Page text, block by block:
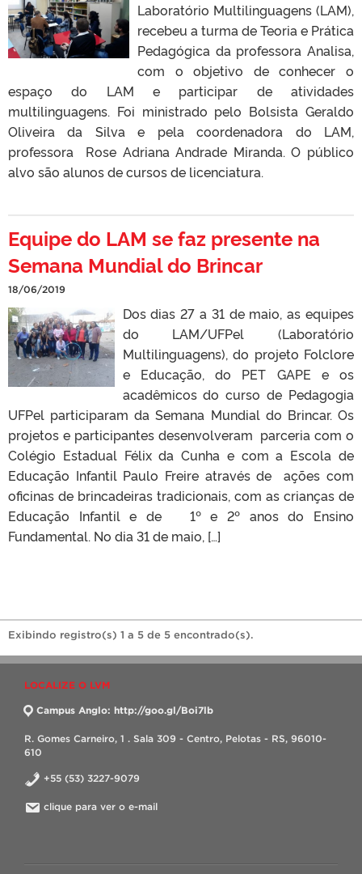
Laboratório Multilinguagens (LAM),
recebeu a turma de Teoria e Prática
Pedagógica da professora Analisa,
com o objetivo de conhecer o
espaço do LAM e participar de atividades
multilinguagens. Foi ministrado pelo Bolsista Geraldo
Oliveira da Silva e pela coordenadora do LAM,
professora Rose Adriana Andrade Miranda. O público
alvo são alunos de cursos de licenciatura.
Equipe do LAM se faz presente na
Semana Mundial do Brincar
18/06/2019
Dos dias 27 a 31 de maio, as equipes
do LAM/UFPel (Laboratório
Multilinguagens), do projeto Folclore
e Educação, do PET GAPE e os
acadêmicos do curso de Pedagogia
UFPel participaram da Semana Mundial do Brincar. Os
projetos e participantes desenvolveram parceria com o
Colégio Estadual Félix da Cunha e com a Escola de
Educação Infantil Paulo Freire através de ações com
oficinas de brincadeiras tradicionais, com as crianças de
Educação Infantil e de 1º e 2º anos do Ensino
Fundamental. No dia 31 de maio, […]
Exibindo registro(s) 1 a 5 de 5 encontrado(s).
LOCALIZE O LVM
Campus Anglo: http://goo.gl/Boi7lb
R. Gomes Carneiro, 1 . Sala 309 - Centro, Pelotas - RS, 96010-
610
+55 (53) 3227-9079
clique para ver o e-mail